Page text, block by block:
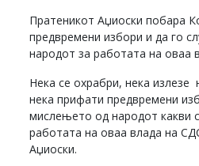
Пратеникот Аџиоски побара
предвремени избори и да го
народот за работата на
Нека се охрабри, нека излезе
нека прифати предвремени
мислењето од народот какви
работата на оваа влада на
Аџиоски.